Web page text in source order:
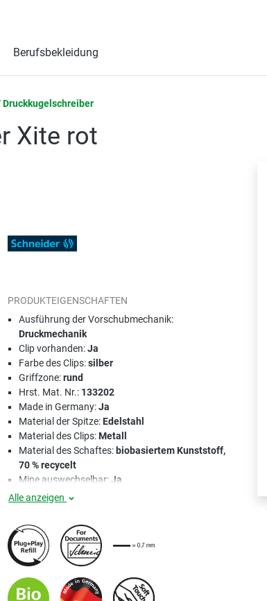
Berufsbekleidung
Druckkugelschreiber
Xite rot
PRODUKTEIGENSCHAFTEN
Ausführung der Vorschubmechanik:
Druckmechanik
Clip vorhanden:Ja
Farbe des Clips:silber
Griffzone:rund
Hrst. Mat. Nr.: 133202
Made in Germany:Ja
Material der Spitze:Edelstahl
Material des Clips:Metall
Material des Schaftes: biobasiertem Kunststoff,
70 % recycelt
Mine auswechselbar:Ja
Alle anzeigen